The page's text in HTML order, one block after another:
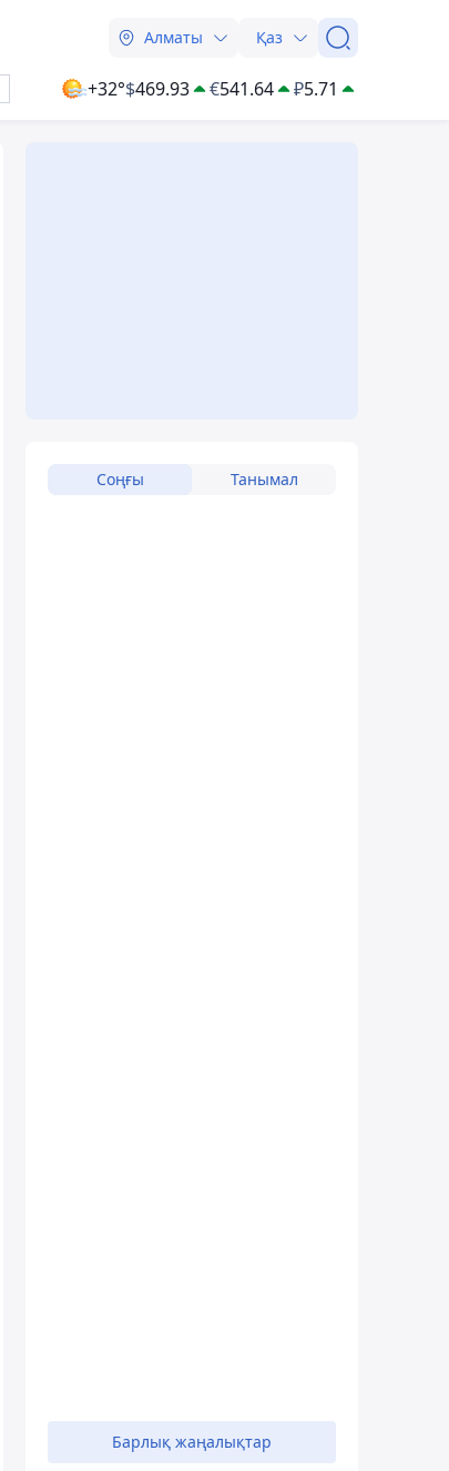
Алматы Қаз
+32°$469.93 €541.64 ₽5.71
Соңғы Танымал
Барлық жаңалықтар